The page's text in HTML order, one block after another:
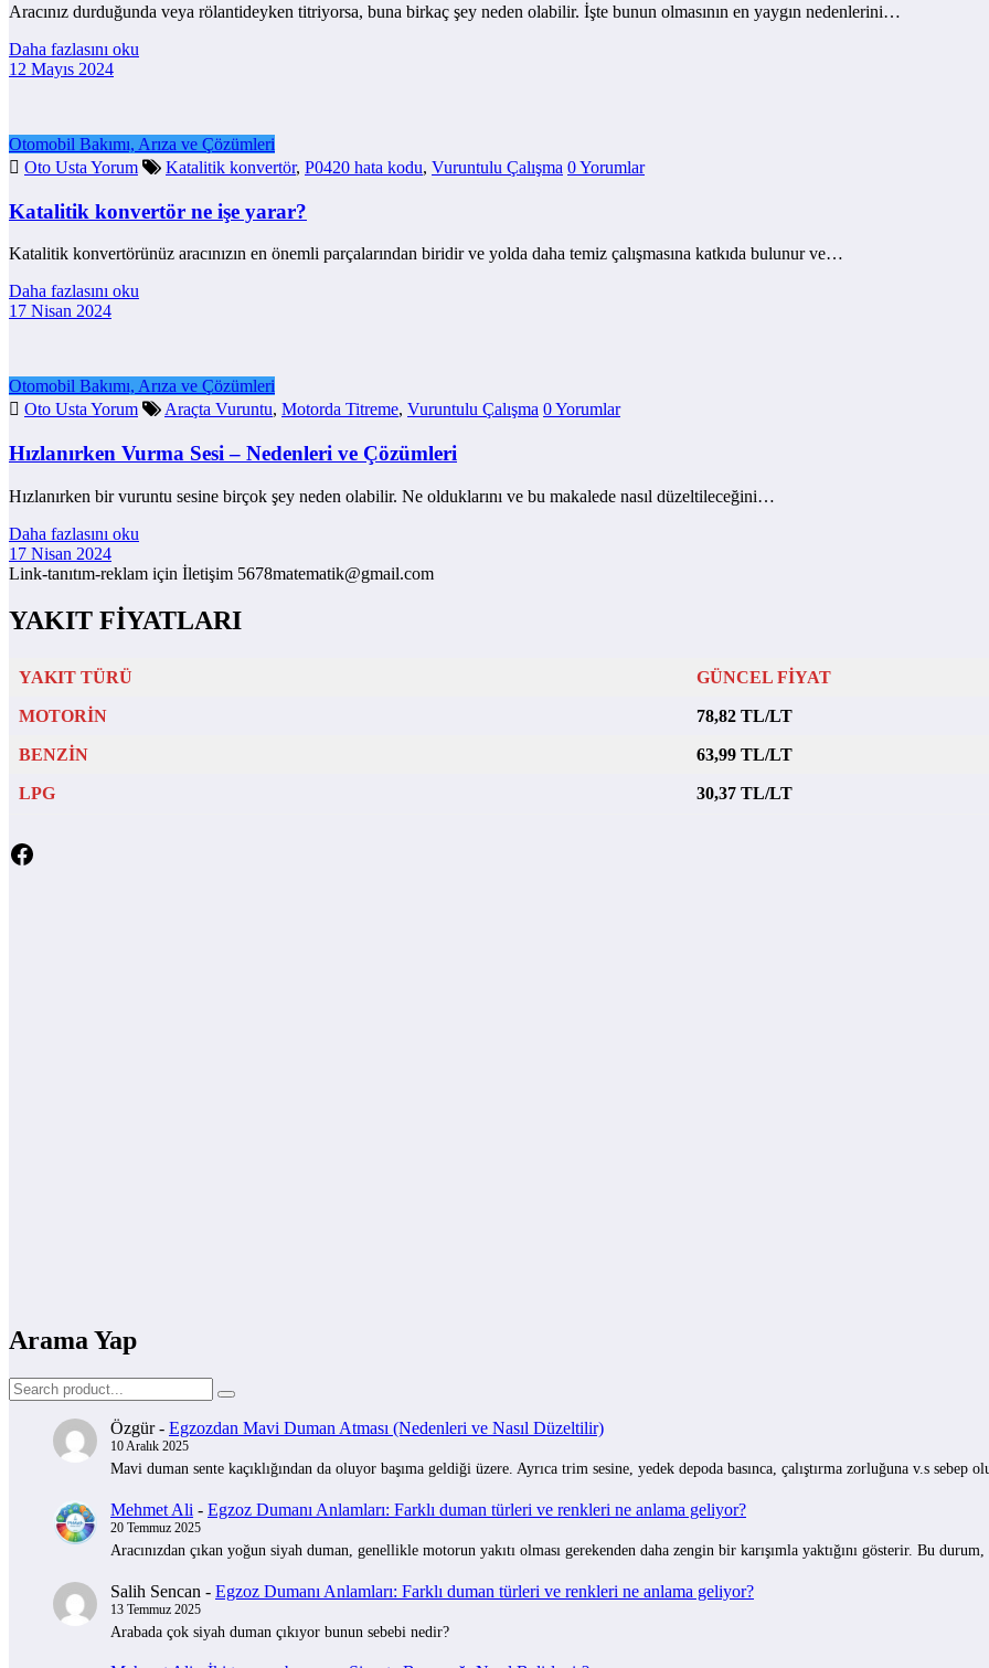
Aracınız durduğunda veya rölantideyken titriyorsa, buna birkaç şey neden olabilir. İşte bunun olmasının en yaygın nedenlerini…
Daha fazlasını oku
12 Mayıs 2024
Otomobil Bakımı, Arıza ve Çözümleri
Oto Usta Yorum
Katalitik konvertör, P0420 hata kodu, Vuruntulu Çalışma 0 Yorumlar
Katalitik konvertör ne işe yarar?
Katalitik konvertörünüz aracınızın en önemli parçalarından biridir ve yolda daha temiz çalışmasına katkıda bulunur ve…
Daha fazlasını oku
17 Nisan 2024
Otomobil Bakımı, Arıza ve Çözümleri
Oto Usta Yorum
Araçta Vuruntu, Motorda Titreme, Vuruntulu Çalışma 0 Yorumlar
Hızlanırken Vurma Sesi – Nedenleri ve Çözümleri
Hızlanırken bir vuruntu sesine birçok şey neden olabilir. Ne olduklarını ve bu makalede nasıl düzeltileceğini…
Daha fazlasını oku
17 Nisan 2024
Link-tanıtım-reklam için İletişim 5678matematik@gmail.com
YAKIT FİYATLARI
YAKIT TÜRÜ GÜNCEL FİYAT
MOTORİN 78,82 TL/LT
BENZİN 63,99 TL/LT
LPG 30,37 TL/LT
Facebook
Arama Yap
Özgür- Egzozdan Mavi Duman Atması (Nedenleri ve Nasıl Düzeltilir)
10 Aralık 2025
Mavi duman sente kaçıklığından da oluyor başıma geldiği üzere. Ayrıca trim sesine, yedek depoda basınca, çalıştırma zorluğuna v.s sebep
Mehmet Ali - Egzoz Dumanı Anlamları: Farklı duman türleri ve renkleri ne anlama geliyor?
20 Temmuz 2025
Aracınızdan çıkan yoğun siyah duman, genellikle motorun yakıtı olması gerekenden daha zengin bir karışımla yaktığını gösterir. Bu
Salih Sencan - Egzoz Dumanı Anlamları: Farklı duman türleri ve renkleri ne anlama geliyor?
13 Temmuz 2025
Arabada çok siyah duman çıkıyor bunun sebebi nedir?